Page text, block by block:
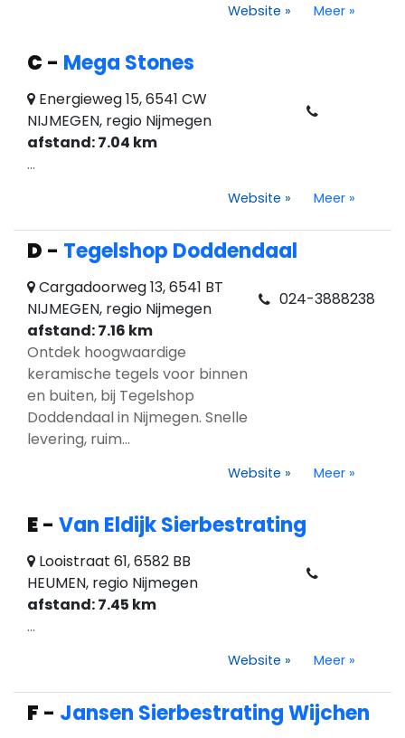
Website » Meer »
C - Mega Stones
Energieweg 15, 6541 CW
NIJMEGEN, regio Nijmegen
afstand: 7.04 km
...
Website » Meer »
D - Tegelshop Doddendaal
Cargadoorweg 13, 6541 BT
NIJMEGEN, regio Nijmegen
afstand: 7.16 km
Ontdek hoogwaardige
keramische tegels voor binnen
en buiten, bij Tegelshop
Doddendaal in Nijmegen. Snelle
levering, ruim...
024-3888238
Website » Meer »
E- Van Eldijk Sierbestrating
Looistraat 61, 6582 BB
HEUMEN, regio Nijmegen
afstand: 7.45 km
...
Website » Meer »
F - Jansen Sierbestrating Wijchen